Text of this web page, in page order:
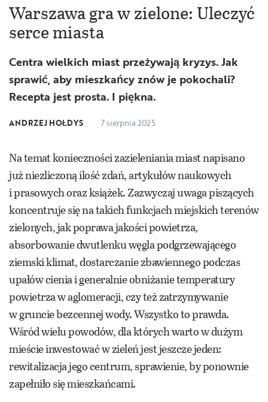
Warszawa gra w zielone: Uleczyć
serce miasta
Centra wielkich miast przeżywają kryzys. Jak
sprawić, aby mieszkańcy znów je pokochali?
Recepta jest prosta. I piękna.
ANDRZEJ HOŁDYS 7 sierpnia 2025
Na temat konieczności zazieleniania miast napisano
już niezliczoną ilość zdań, artykułów naukowych
i prasowych oraz książek. Zazwyczaj uwaga piszących
koncentruje się na takich funkcjach miejskich terenów
zielonych, jak poprawa jakości powietrza,
absorbowanie dwutlenku węgla podgrzewającego
ziemski klimat, dostarczanie zbawiennego podczas
upałów cienia i generalnie obniżanie temperatury
powietrza w aglomeracji, czy też zatrzymywanie
w gruncie bezcennej wody. Wszystko to prawda.
Wśród wielu powodów, dla których warto w dużym
mieście inwestować w zieleń jest jeszcze jeden:
rewitalizacja jego centrum, sprawienie, by ponownie
zapełniło się mieszkańcami.